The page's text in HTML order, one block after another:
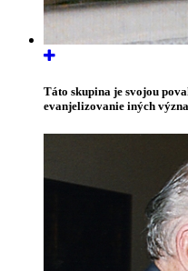
Táto skupina je svojou
evanjelizovanie iných